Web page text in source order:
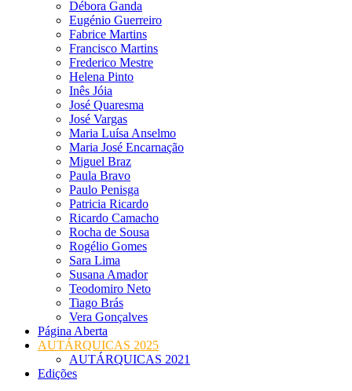
Débora Ganda
Eugénio Guerreiro
Fabrice Martins
Francisco Martins
Frederico Mestre
Helena Pinto
Inês Jóia
José Quaresma
José Vargas
Maria Luísa Anselmo
Maria José Encarnação
Miguel Braz
Paula Bravo
Paulo Penisga
Patricia Ricardo
Ricardo Camacho
Rocha de Sousa
Rogélio Gomes
Sara Lima
Susana Amador
Teodomiro Neto
Tiago Brás
Vera Gonçalves
Página Aberta
AUTÁRQUICAS 2025
AUTÁRQUICAS 2021
Edições